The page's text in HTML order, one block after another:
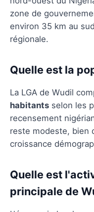
zone de
environ 35 km au
régionale.
Quelle est la
La LGA de Wudil
habitants selon les
recensement
reste modeste, bien
croissance
Quelle est
principale de